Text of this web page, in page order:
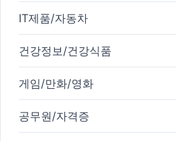
IT제품/자동차
건강정보/건강식품
게임/만화/영화
공무원/자격증